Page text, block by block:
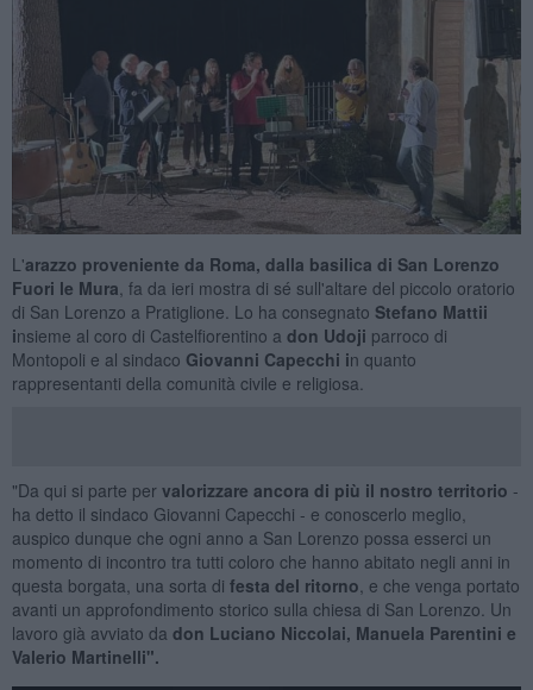
L'arazzo proveniente da Roma, dalla basilica di San Lorenzo
Fuori le Mura, fa da ieri mostra di sé sull'altare del piccolo oratorio
di San Lorenzo a Pratiglione. Lo ha consegnato Stefano Mattii
insieme al coro di Castelfiorentino a don Udoji parroco di
Montopoli e al sindaco Giovanni Capecchi in quanto
rappresentanti della comunità civile e religiosa.
"Da qui si parte per valorizzare ancora di più il nostro territorio -
ha detto il sindaco Giovanni Capecchi - e conoscerlo meglio,
auspico dunque che ogni anno a San Lorenzo possa esserci un
momento di incontro tra tutti coloro che hanno abitato negli anni in
questa borgata, una sorta di festa del ritorno, e che venga portato
avanti un approfondimento storico sulla chiesa di San Lorenzo. Un
lavoro già avviato da don Luciano Niccolai, Manuela Parentini e
Valerio Martinelli".